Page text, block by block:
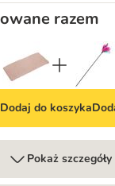
razem
Dodaj do koszyka
Pokaż szczegóły